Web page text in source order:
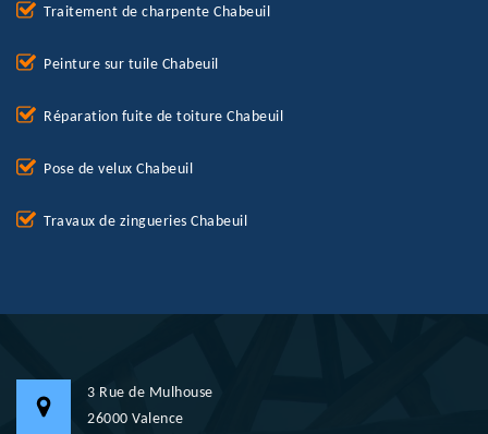
Traitement de charpente Chabeuil
Peinture sur tuile Chabeuil
Réparation fuite de toiture Chabeuil
Pose de velux Chabeuil
Travaux de zingueries Chabeuil
3 Rue de Mulhouse
26000 Valence